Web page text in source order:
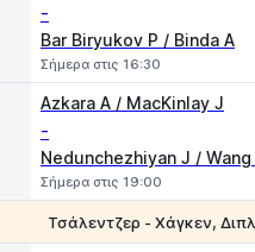
-
Bar Biryukov P / Binda A
Σήμερα στις 16:30
Azkara A / MacKinlay J
-
Nedunchezhiyan J / Wang
Σήμερα στις 19:00
Τσάλεντζερ - Χάγκεν,